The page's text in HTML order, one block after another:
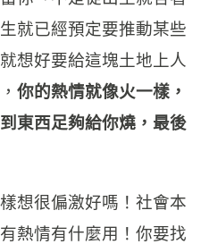
就已經預定要推動某些
想好要給這塊土地上人
你的熱情就像火一樣，
東西足夠給你燒，最後
想很偏激好嗎！社會本
熱情有什麼用！你要找